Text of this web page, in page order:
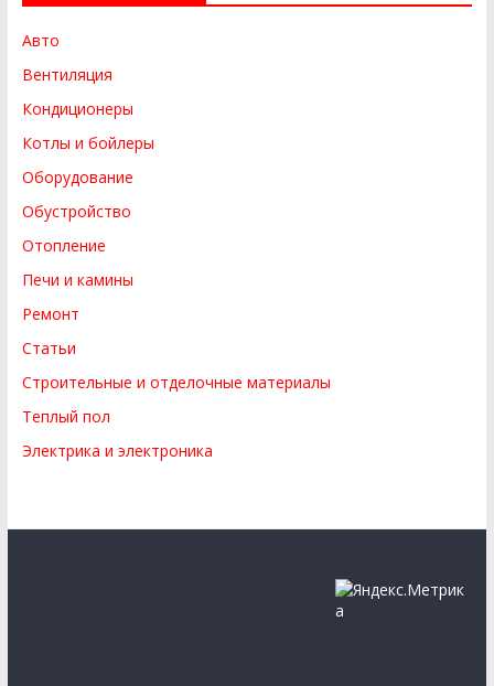
Авто
Вентиляция
Кондиционеры
Котлы и бойлеры
Оборудование
Обустройство
Отопление
Печи и камины
Ремонт
Статьи
Строительные и отделочные материалы
Теплый пол
Электрика и электроника